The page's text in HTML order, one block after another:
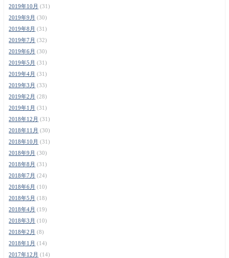
2019年10月 (31)
2019年9月 (30)
2019年8月 (31)
2019年7月 (32)
2019年6月 (30)
2019年5月 (31)
2019年4月 (31)
2019年3月 (33)
2019年2月 (28)
2019年1月 (31)
2018年12月 (31)
2018年11月 (30)
2018年10月 (31)
2018年9月 (30)
2018年8月 (31)
2018年7月 (24)
2018年6月 (10)
2018年5月 (18)
2018年4月 (19)
2018年3月 (10)
2018年2月 (8)
2018年1月 (14)
2017年12月 (14)